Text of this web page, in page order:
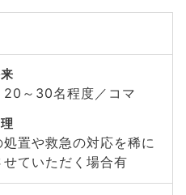
20～30名程度／コマ
置や救急の対応を稀に
せていただく場合有